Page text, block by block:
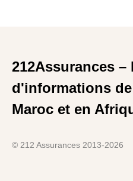
212Assurances –
d'informations
Maroc et en
© 212 Assurances 2013-2026